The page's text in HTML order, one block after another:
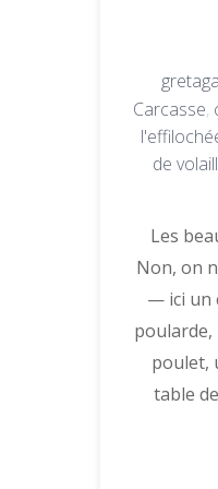
Carcasse,
de
Les
Non, on
— ici un
poularde,
poulet,
table